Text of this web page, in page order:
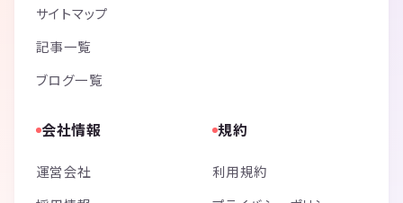
サイトマップ
記事一覧
ブログ一覧
会社情報
運営会社
規約
利用規約